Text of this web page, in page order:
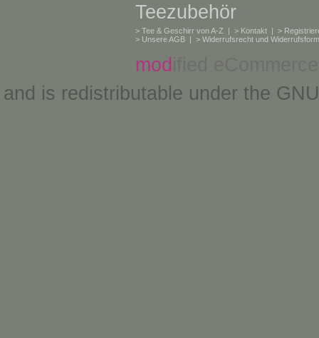
Teezubehör
> Tee & Geschirr von A-Z | > Kontakt | >
> Unsere AGB | > Widerrufsrecht und
mod
and is redistributable under the